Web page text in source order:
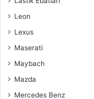
Leon
Lexus
Maserati
Maybach
Mazda
Mercedes Benz